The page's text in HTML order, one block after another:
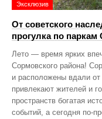
Эксклюзив
От советского
прогулка по
Лето — время ярких
Сормовского района!
и расположены вдали
привлекают жителей и
пространств богатая
событий, а сегодня